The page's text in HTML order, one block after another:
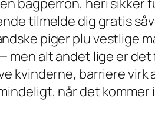
tilmelde dig gratis
piger plu vestlige
men alt andet lige er
kvinderne, barriere
når det